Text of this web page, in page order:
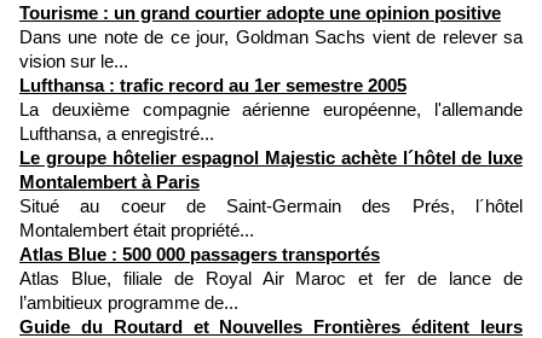
Tourisme : un grand courtier adopte une opinion positive
Dans une note de ce jour, Goldman Sachs vient de relever sa
vision sur le...
Lufthansa : trafic record au 1er semestre 2005
La deuxième compagnie aérienne européenne, l'allemande
Lufthansa, a enregistré...
Le groupe hôtelier espagnol Majestic achète l´hôtel de luxe
Montalembert à Paris
Situé au coeur de Saint-Germain des Prés, l´hôtel
Montalembert était propriété...
Atlas Blue : 500 000 passagers transportés
Atlas Blue, filiale de Royal Air Maroc et fer de lance de
l’ambitieux programme de...
Guide du Routard et Nouvelles Frontières éditent leurs